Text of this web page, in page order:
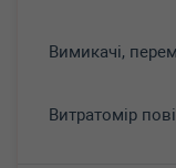
Вимикачі,
Витратомір